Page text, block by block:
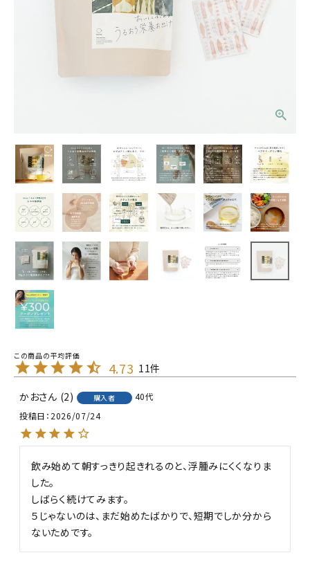
4.73 11
かお 2 購入者
40代
投稿日 2026/07/24
飲み始めて朝すっきり起きれるのと、浮腫みにくくなりま
した。
しばらく続けてみます。
５じゃないのは、まだ始めたばかりで、短期でしか分から
ないためです。